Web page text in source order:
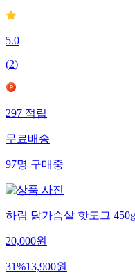
5.0
(2)
297적립
무료배송
97명구매중
하림 닭가슴살 핫도그
20,000원
31%13,900원